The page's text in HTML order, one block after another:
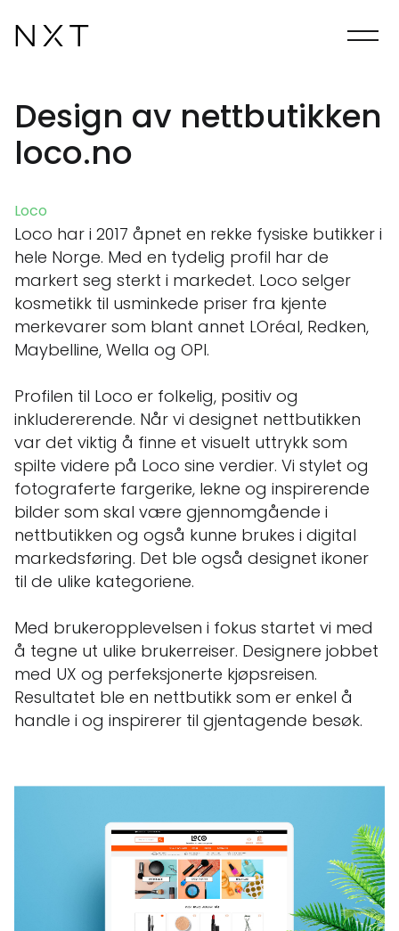
Design av nettbutikken
loco.no
Loco
Loco har i 2017 åpnet en rekke fysiske butikker i
hele Norge. Med en tydelig profil har de
markert seg sterkt i markedet. Loco selger
kosmetikk til usminkede priser fra kjente
merkevarer som blant annet LOréal, Redken,
Maybelline, Wella og OPI.
Profilen til Loco er folkelig, positiv og
inkludererende. Når vi designet nettbutikken
var det viktig å finne et visuelt uttrykk som
spilte videre på Loco sine verdier. Vi stylet og
fotograferte fargerike, lekne og inspirerende
bilder som skal være gjennomgående i
nettbutikken og også kunne brukes i digital
markedsføring. Det ble også designet ikoner
til de ulike kategoriene.
Med brukeropplevelsen i fokus startet vi med
å tegne ut ulike brukerreiser. Designere jobbet
med UX og perfeksjonerte kjøpsreisen.
Resultatet ble en nettbutikk som er enkel å
handle i og inspirerer til gjentagende besøk.